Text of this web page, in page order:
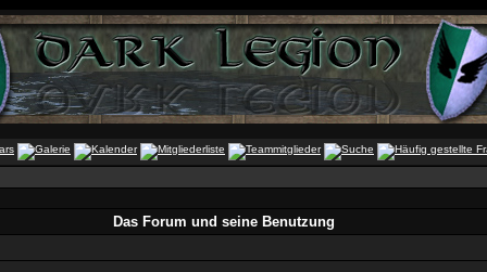
Das Forum und seine Benutzung